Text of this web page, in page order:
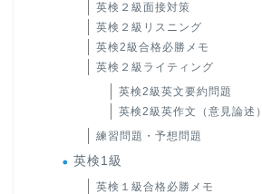
英検２級面接対策
英検２級リスニング
英検2級合格必勝メモ
英検２級ライティング
英検2級英文要約問題
英検2級英作文（意見論述
練習問題・予想問題
英検1級
英検１級合格必勝メモ